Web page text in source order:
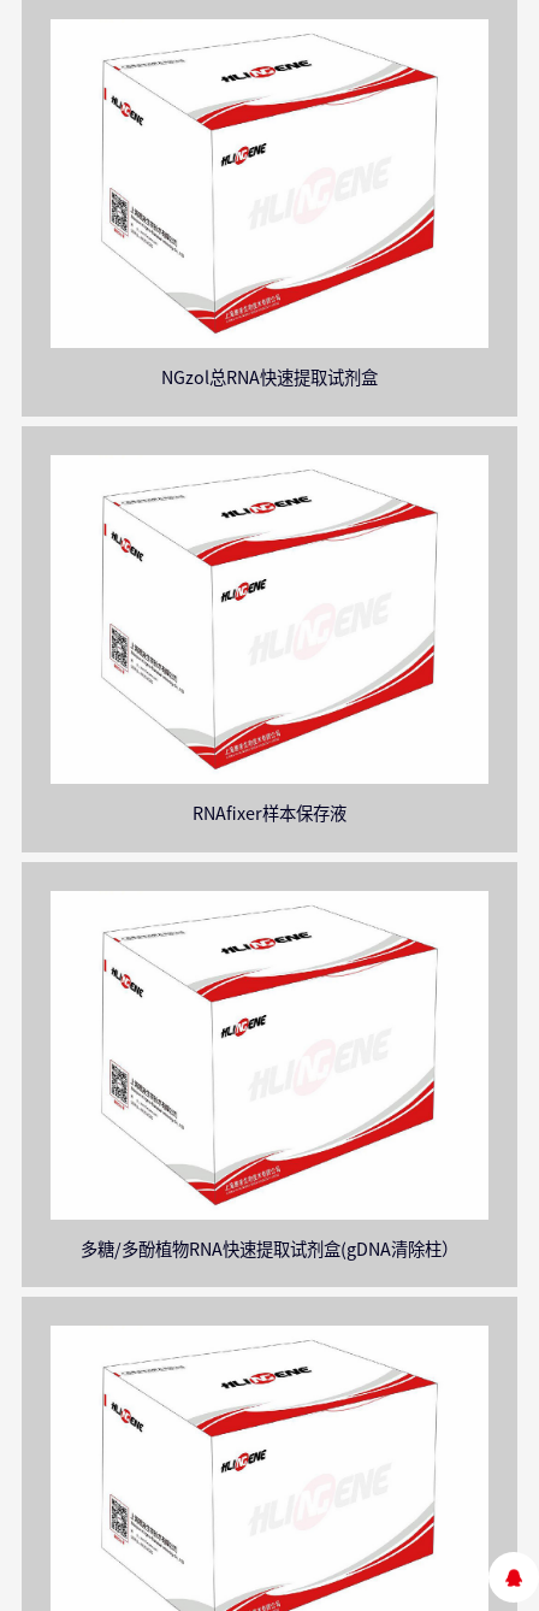
NGzol总RNA快速提取试剂盒
RNAfixer样本保存液
多糖/多酚植物RNA快速提取试剂盒(gDNA清除柱）